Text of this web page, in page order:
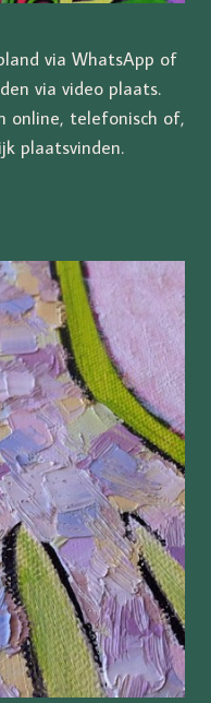
via WhatsApp of
via video plaats.
online, telefonisch of,
plaatsvinden.